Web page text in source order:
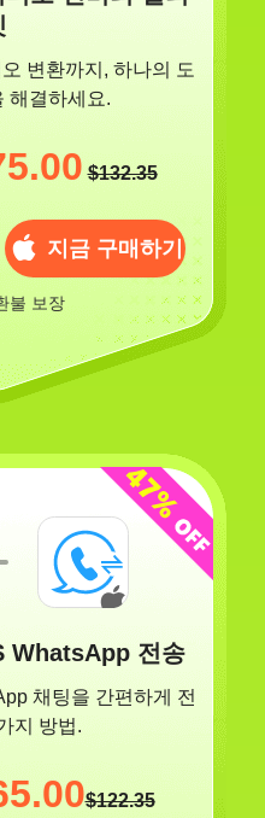
변환까지, 하나의 도
해결하세요.
$132.35
지금 구매하기
불 보장
WhatsApp 전송
채팅을 간편하게 전
지 방법.
$122.35